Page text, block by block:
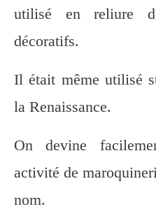
utilisé en reliure
décoratifs.
Il était même utilisé
la Renaissance.
On devine
activité de
nom.